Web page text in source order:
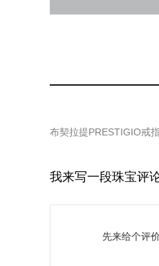
布契拉提PRESTIGIO戒
我来写一段珠宝评
先来给个评